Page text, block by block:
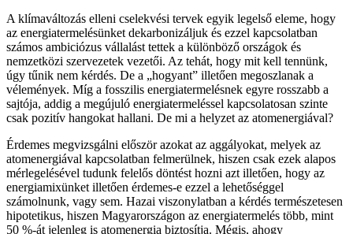
A klímaváltozás elleni cselekvési tervek egyik legelső eleme, hogy
az energiatermelésünket dekarbonizáljuk és ezzel kapcsolatban
számos ambiciózus vállalást tettek a különböző országok és
nemzetközi szervezetek vezetői. Az tehát, hogy mit kell tennünk,
úgy tűnik nem kérdés. De a „hogyant” illetően megoszlanak a
vélemények. Míg a fosszilis energiatermelésnek egyre rosszabb a
sajtója, addig a megújuló energiatermeléssel kapcsolatosan szinte
csak pozitív hangokat hallani. De mi a helyzet az atomenergiával?
Érdemes megvizsgálni először azokat az aggályokat, melyek az
atomenergiával kapcsolatban felmerülnek, hiszen csak ezek alapos
mérlegelésével tudunk felelős döntést hozni azt illetően, hogy az
energiamixünket illetően érdemes-e ezzel a lehetőséggel
számolnunk, vagy sem. Hazai viszonylatban a kérdés természetesen
hipotetikus, hiszen Magyarországon az energiatermelés több, mint
50 %-át jelenleg is atomenergia biztosítja. Mégis, ahogy